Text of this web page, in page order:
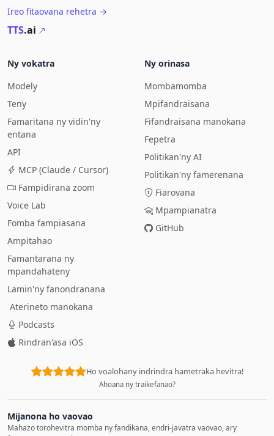
Ireo fitaovana rehetra →
TTS.ai
Ny vokatra
Modely
Teny
Famaritana ny vidin'ny
entana
API
MCP (Claude / Cursor)
Fampidirana zoom
Voice Lab
Fomba fampiasana
Ampitahao
Famantarana ny
mpandahateny
Lamin'ny fanondranana
Aterineto manokana
Podcasts
Rindran'asa iOS
Ny orinasa
Mombamomba
Mpifandraisana
Fifandraisana manokana
Fepetra
Politikan'ny AI
Politikan'ny famerenana
Fiarovana
Mpampianatra
GitHub
Ho voalohany indrindra hametraka hevitra!
Ahoana ny traikefanao?
Mijanona ho vaovao
Mahazo torohevitra momba ny fandikana, endri-javatra vaovao, ary